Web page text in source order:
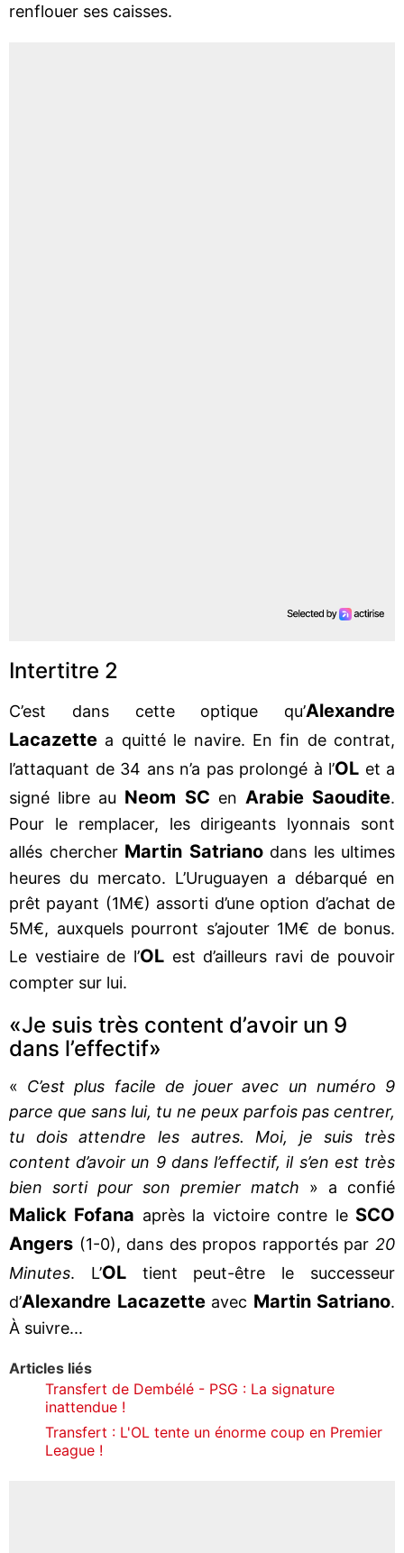
renflouer ses caisses.
Intertitre 2
C’est dans cette optique qu’Alexandre
Lacazette a quitté le navire. En fin de contrat,
l’attaquant de 34 ans n’a pas prolongé à l’OL et a
signé libre au Neom SC en Arabie Saoudite.
Pour le remplacer, les dirigeants lyonnais sont
allés chercherMartin Satrianodans les ultimes
heures du mercato. L’Uruguayen a débarqué en
prêt payant (1M€) assorti d’une option d’achat de
5M€, auxquels pourront s’ajouter 1M€ de bonus.
Le vestiaire de l’OLest d’ailleurs ravi de pouvoir
compter sur lui.
«Je suis très content d’avoir un 9
dans l’effectif»
« C’est plus facile de jouer avec un numéro 9
parce que sans lui, tu ne peux parfois pas centrer,
tu dois attendre les autres. Moi, je suis très
content d’avoir un 9 dans l’effectif, il s’en est très
bien sorti pour son premier match » a confié
Malick Fofana après la victoire contre leSCO
Angers (1-0), dans des propos rapportés par 20
Minutes. L’OLtient peut-être le successeur
d’Alexandre Lacazetteavec Martin Satriano.
À suivre...
Articles liés
Transfert de Dembélé - PSG : La signature
inattendue !
Transfert : L'OL tente un énorme coup en Premier
League !